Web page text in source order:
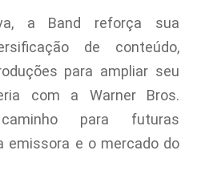
a Band reforça sua
de conteúdo,
para ampliar seu
com a Warner Bros.
para futuras
emissora e o mercado do